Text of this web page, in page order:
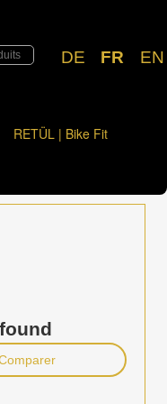
DE FR EN
RETÜL | Bike Fit